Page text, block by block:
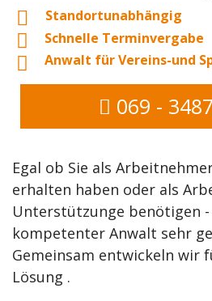
Standortunabhängig
Schnelle Terminvergabe
Anwalt für Vereins-und
069 -
Egal ob Sie als
erhalten haben oder als
Unterstützunge benötigen
kompetenter Anwalt sehr
Gemeinsam entwickeln wir
Lösung .